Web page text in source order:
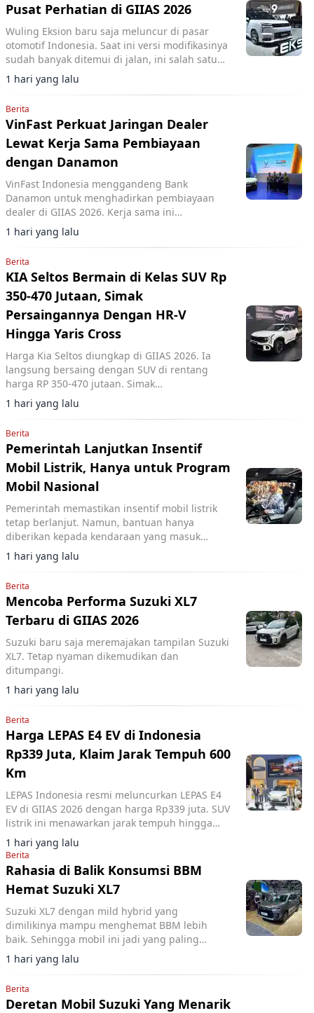
Pusat Perhatian di GIIAS 2026
Wuling Eksion baru saja meluncur di pasar
otomotif Indonesia. Saat ini versi modifikasinya
sudah banyak ditemui di jalan, ini salah satu
referensinya.
1 hari yang lalu
Berita
VinFast Perkuat Jaringan Dealer
Lewat Kerja Sama Pembiayaan
dengan Danamon
VinFast Indonesia menggandeng Bank
Danamon untuk menghadirkan pembiayaan
dealer di GIIAS 2026. Kerja sama ini
diharapkan mempercepat ekspansi jaringan
penjualan.
1 hari yang lalu
Berita
KIA Seltos Bermain di Kelas SUV Rp
350-470 Jutaan, Simak
Persaingannya Dengan HR-V
Hingga Yaris Cross
Harga Kia Seltos diungkap di GIIAS 2026. Ia
langsung bersaing dengan SUV di rentang
harga RP 350-470 jutaan. Simak
perbandingannya.
1 hari yang lalu
Berita
Pemerintah Lanjutkan Insentif
Mobil Listrik, Hanya untuk Program
Mobil Nasional
Pemerintah memastikan insentif mobil listrik
tetap berlanjut. Namun, bantuan hanya
diberikan kepada kendaraan yang masuk
program mobil nasional (Molinas).
1 hari yang lalu
Berita
Mencoba Performa Suzuki XL7
Terbaru di GIIAS 2026
Suzuki baru saja meremajakan tampilan Suzuki
XL7. Tetap nyaman dikemudikan dan
ditumpangi.
1 hari yang lalu
Berita
Harga LEPAS E4 EV di Indonesia
Rp339 Juta, Klaim Jarak Tempuh 600
Km
LEPAS Indonesia resmi meluncurkan LEPAS E4
EV di GIIAS 2026 dengan harga Rp339 juta. SUV
listrik ini menawarkan jarak tempuh hingga
600 km (CLTC).
1 hari yang lalu
Berita
Rahasia di Balik Konsumsi BBM
Hemat Suzuki XL7
Suzuki XL7 dengan mild hybrid yang
dimilikinya mampu menghemat BBM lebih
baik. Sehingga mobil ini jadi yang paling
hemat di kelasnya.
1 hari yang lalu
Berita
Deretan Mobil Suzuki Yang Menarik